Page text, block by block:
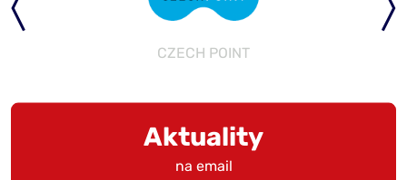
CZECH POINT
Aktuality
na email